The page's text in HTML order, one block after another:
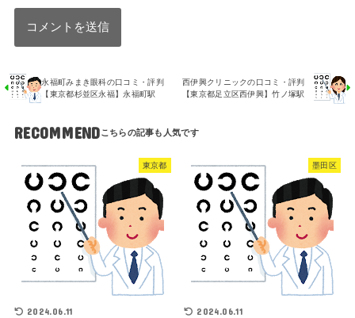
永福町みまき眼科の口コミ・評判
【東京都杉並区永福】永福町駅
西伊興クリニックの口コミ・評判
【東京都足立区西伊興】竹ノ塚駅
RECOMMEND
東京都
2024.06.11
墨田区
2024.06.11